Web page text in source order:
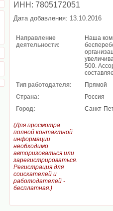
ИНН: 7805172051
Дата добавления: 13.10.2016
Направление
деятельности:
Наша
500.
Тип работодателя:
Прямой
Страна:
Россия
Город:
Санкт-
(Для просмотра
полной контактной
информации
необходимо
авторизоваться или
зарегистрироваться.
Регистрация для
соискателей и
работодателей -
бесплатная.)